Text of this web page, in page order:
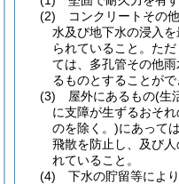
(2)
コンクリートその
水及び地下水の浸入
られていること。 た
ては、多孔管その他
るものとすることがで
(3)
屋外にあるもの(生
に支障が生ずるおそ
のを除く。)にあって
飛散を防止し、及び
れていること。
(4)
下水の貯留等によ